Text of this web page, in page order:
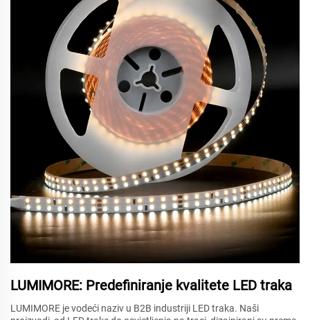
LUMIMORE: Predefiniranje kvalitete LED traka
LUMIMORE je vodeći naziv u B2B industriji LED traka. Naši